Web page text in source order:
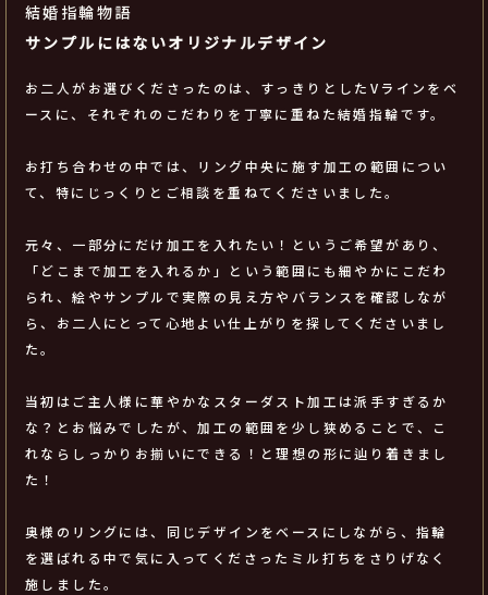
結婚指輪物語
サンプルにはないオリジナルデザイン
お二人がお選びくださったのは、すっきりとしたVラインをベ
ースに、それぞれのこだわりを丁寧に重ねた結婚指輪です。
お打ち合わせの中では、リング中央に施す加工の範囲につい
て、特にじっくりとご相談を重ねてくださいました。
元々、一部分にだけ加工を入れたい！というご希望があり、
「どこまで加工を入れるか」という範囲にも細やかにこだわ
られ、絵やサンプルで実際の見え方やバランスを確認しなが
ら、お二人にとって心地よい仕上がりを探してくださいまし
た。
当初はご主人様に華やかなスターダスト加工は派手すぎるか
な？とお悩みでしたが、加工の範囲を少し狭めることで、こ
れならしっかりお揃いにできる！と理想の形に辿り着きまし
た！
奥様のリングには、同じデザインをベースにしながら、指輪
を選ばれる中で気に入ってくださったミル打ちをさりげなく
施しました。